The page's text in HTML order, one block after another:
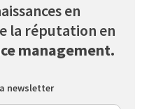
en
la réputation en
management.
newsletter